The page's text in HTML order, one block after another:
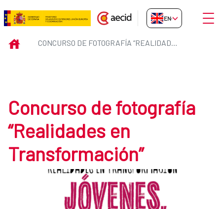
Skip to Main Content
Concurso de fotografía
EN-GB
INICIO CONCURSO DE FOTOGRAFÍA “REALIDADES EN TRANSFORMACIÓN”
Concurso de fotografía
“Realidades en
Transformación”